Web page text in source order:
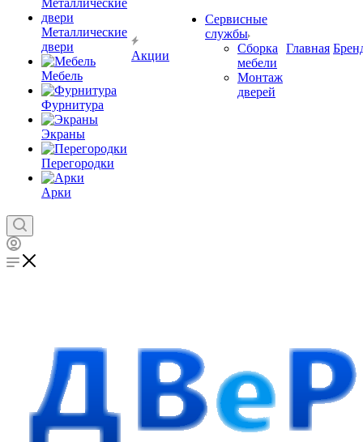
Металлические
двери
Мебель
Фурнитура
Экраны
Перегородки
Арки
Акции
Сервисные
службы
Сборка
мебели
Монтаж
дверей
Главная